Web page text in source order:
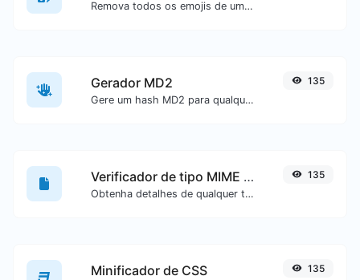
Remova todos os emojis de um texto específico com facilidade.
Gerador MD2
Gere um hash MD2 para qualquer entrada de texto.
135
Verificador de tipo MIME de arquivo
Obtenha detalhes de qualquer tipo de arquivo, como o tipo MIME ou a data da última edição.
135
Minificador de CSS 135